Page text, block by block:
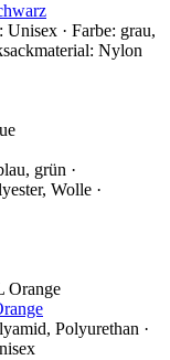
· Farbe: grau,
Nylon
grün ·
Wolle ·
Polyurethan ·